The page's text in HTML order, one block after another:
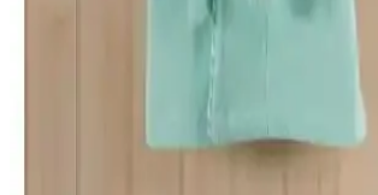
Madame Coco Roesia Şalyaka
Yüksek Kalite ve Konfor Sunan
Madame Coco'nun Roesia Şalyaka kadın
hızlı kuruma ve estetik ekru rengiyle günlük
sağlar, dayanıklı ve şık tasarımıyla öne çıkar.